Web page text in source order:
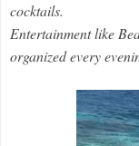
cocktails.
Entertainment like
organized every